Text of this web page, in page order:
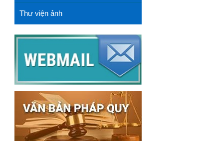
Thư viện ảnh